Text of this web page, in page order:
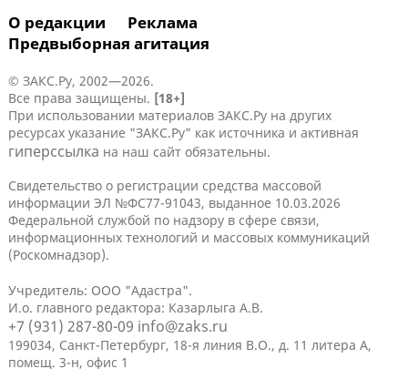
О редакции
Реклама
Предвыборная агитация
© ЗАКС.Ру, 2002—2026.
Все права защищены. [18+]
При использовании материалов ЗАКС.Ру на других
ресурсах указание "ЗАКС.Ру" как источника и активная
гиперссылка на наш сайт обязательны.
Свидетельство о регистрации средства массовой
информации ЭЛ №ФС77-91043, выданное 10.03.2026
Федеральной службой по надзору в сфере связи,
информационных технологий и массовых коммуникаций
(Роскомнадзор).
Учредитель: ООО "Адастра".
И.о. главного редактора: Казарлыга А.В.
+7 (931) 287-80-09 info@zaks.ru
199034, Санкт-Петербург, 18-я линия В.О., д. 11 литера А,
помещ. 3-н, офис 1